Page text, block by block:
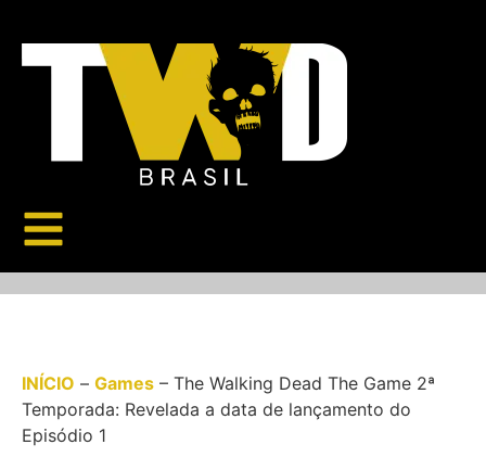
INÍCIO – Games – The Walking Dead The Game 2ª
Temporada: Revelada a data de lançamento do
Episódio 1